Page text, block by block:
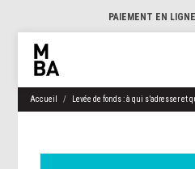
PAIEMENT EN LIGNE
Accueil Levée de fonds : à qui s’adresser et